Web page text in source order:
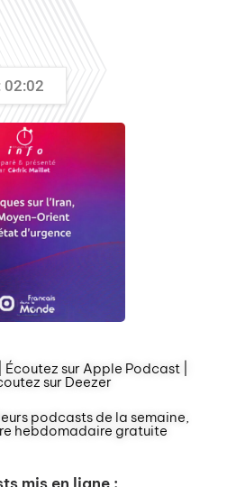
02:02
Écoutez sur Apple Podcast |
sur Deezer
podcasts de la semaine,
hebdomadaire gratuite